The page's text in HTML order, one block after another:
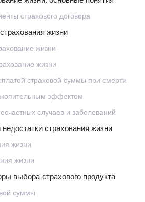
страхового договора
жизни
жизни
жизни
страховой суммы при смерти
эффектом
случаев и заболеваний
страхования жизни
жизни
жизни
выбора страхового продукта
суммы